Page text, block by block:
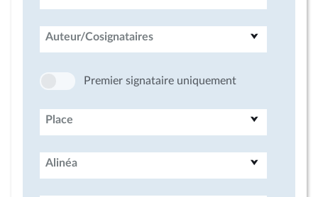
Auteur/Cosignataires
Premier signataire uniquement
Place
Alinéa